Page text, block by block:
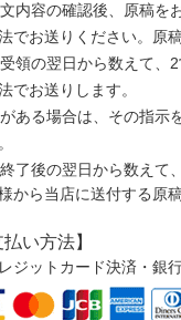
内容の確認後、原稿を
でお送りください。原
領の翌日から数えて、
でお送りします。
ある場合は、その指示
了後の翌日から数えて
から当店に送付する原
払い方法】
ジットカード決済・銀